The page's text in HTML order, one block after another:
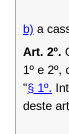
b) a
Art. 2º.
1º e 2º,
"§ 1º.
deste